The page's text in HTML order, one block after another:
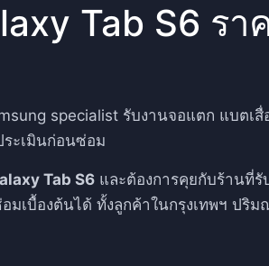
Tab S6 ร
specialist รับงานจอแตก แบตเ
ะเมินก่อนซ่อม
Tab S6 และต้องการคุยกับร้านที่
มเบื้องต้นได้ ทั้งลูกค้าในกรุงเทพฯ ป